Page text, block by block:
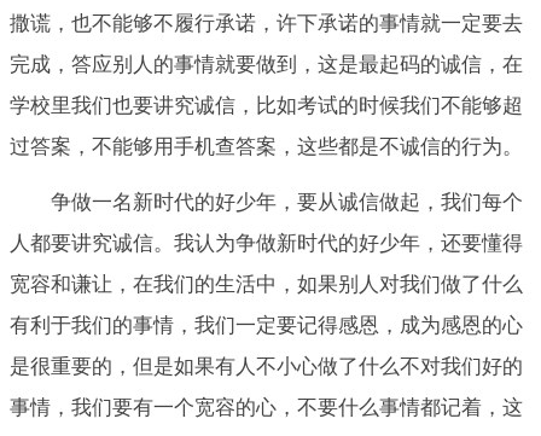
撒谎，也不能够不履行承诺，许下承诺的事情就一定要去
完成，答应别人的事情就要做到，这是最起码的诚信，在
学校里我们也要讲究诚信，比如考试的时候我们不能够超
过答案，不能够用手机查答案，这些都是不诚信的行为。
争做一名新时代的好少年，要从诚信做起，我们每个
人都要讲究诚信。我认为争做新时代的好少年，还要懂得
宽容和谦让，在我们的生活中，如果别人对我们做了什么
有利于我们的事情，我们一定要记得感恩，成为感恩的心
是很重要的，但是如果有人不小心做了什么不对我们好的
事情，我们要有一个宽容的心，不要什么事情都记着，这